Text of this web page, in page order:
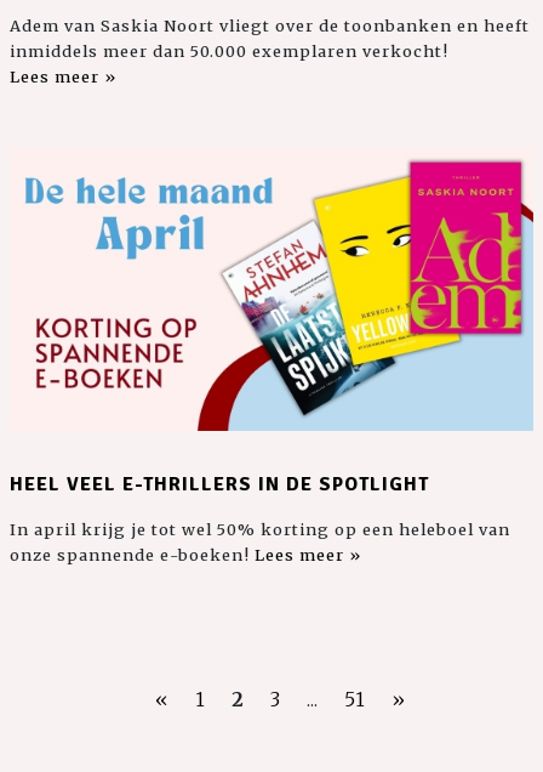
Adem van Saskia Noort vliegt over de toonbanken en heeft
inmiddels meer dan 50.000 exemplaren verkocht!
Lees meer »
HEEL VEEL E-THRILLERS IN DE SPOTLIGHT
In april krijg je tot wel 50% korting op een heleboel van
onze spannende e-boeken! Lees meer »
« 1 2 3 ... 51 »